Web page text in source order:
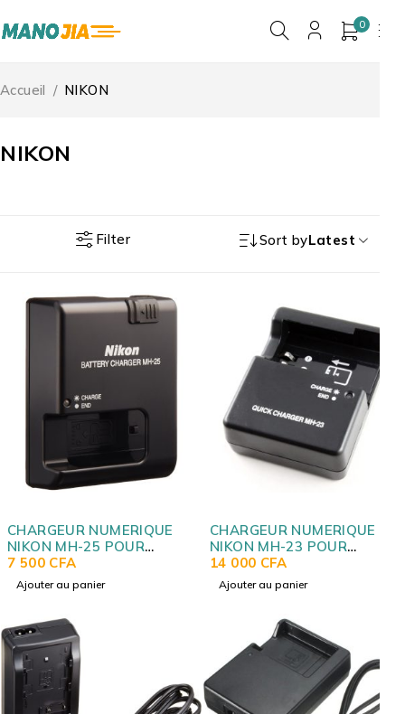
0
NIKON
Accueil / NIKON
Filter Sort byLatest
CHARGEUR NUMERIQUE
NIKON MH-25 POUR
BATTERIE NIKON EN-EL15
7 500 CFA
Ajouter au panier
CHARGEUR NUMERIQUE
NIKON MH-23 POUR
BATTERIES
14 000 CFA
Ajouter au panier